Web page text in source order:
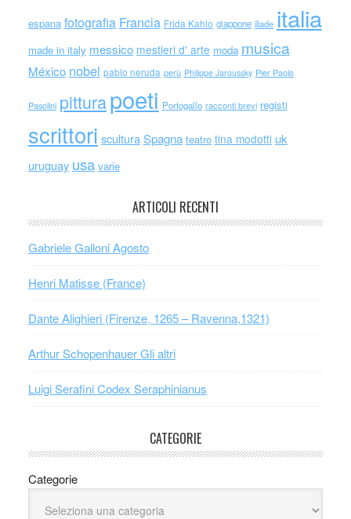
espana fotografia Francia Frida Kahlo giappone iliade italia
made in italy messico mestieri d' arte moda musica
México nobel pablo neruda perù Philippe Jaroussky Pier Paolo
Pasolini pitturapoeti Portogallo racconti brevi registi
scrittori scultura Spagna teatro tina modotti uk
uruguay usa varie
ARTICOLI RECENTI
Gabriele Galloni Agosto
Henri Matisse (France)
Dante Alighieri (Firenze, 1265 – Ravenna,1321)
Arthur Schopenhauer Gli altri
Luigi Serafini Codex Seraphinianus
CATEGORIE
Categorie